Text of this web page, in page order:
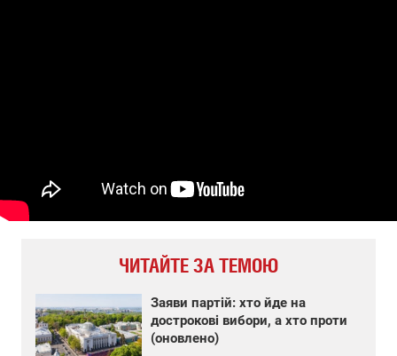
ЧИТАЙТЕ ЗА ТЕМОЮ
Заяви партій: хто йде на
дострокові вибори, а хто проти
(оновлено)